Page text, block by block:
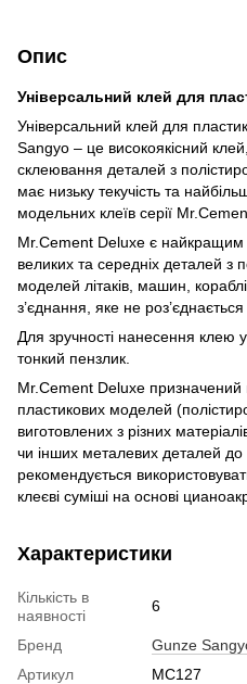
Опис
Універсальний клей для
Універсальний клей для
Sangyo – це високоякісний
склеювання деталей з
має низьку текучість та
модельних клеїв серії
Mr.Cement Deluxe є найкращим
великих та середніх деталей з
моделей літаків, машин,
з’єднання, яке не
Для зручності нанесення клею
тонкий пензлик.
Mr.Cement Deluxe
пластикових моделей
виготовлених з різних
чи інших металевих деталей
рекомендується
клеєві суміші на основі
Характеристики
Кількість в
наявності
6
Бренд
Gunze
Артикул
MC127